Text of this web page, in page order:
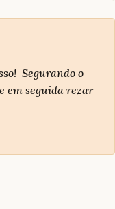
Segurando o
em seguida rezar